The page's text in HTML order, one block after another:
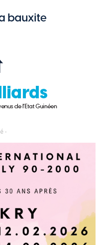
-